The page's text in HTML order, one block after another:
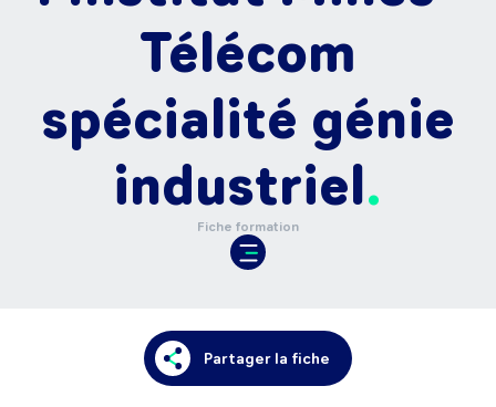
Télécom
spécialité génie
industriel
Fiche formation
Partager la fiche